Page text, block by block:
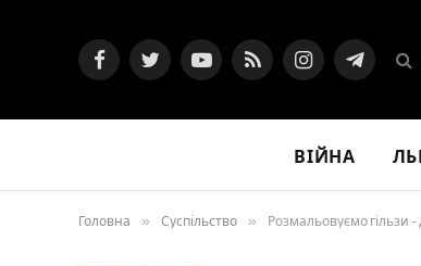
FacebookTwitterYouTubeRSS InstagramTelegram
ВІЙНА
Головна » Суспільство » Розмальовуємо гільзи